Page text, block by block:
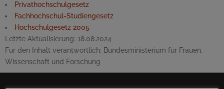
Privathochschulgesetz
Fachhochschul-Studiengesetz
Hochschulgesetz 2005
Letzte Aktualisierung: 18.08.2024
Für den Inhalt verantwortlich: Bundesministerium für Frauen,
Wissenschaft und Forschung